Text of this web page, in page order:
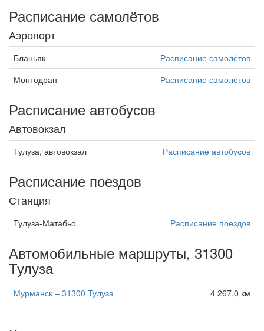
Расписание самолётов
Аэропорт
Бланьяк
Расписание самолётов
Монтодран
Расписание самолётов
Расписание автобусов
Автовокзал
Тулуза, автовокзал Расписание автобусов
Расписание поездов
Станция
Тулуза-Матабьо Расписание поездов
Автомобильные маршруты, 31300
Тулуза
Мурманск – 31300 Тулуза 4 267,0 км